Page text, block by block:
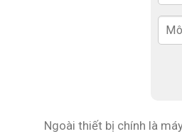
Ngoài thiết bị chính là